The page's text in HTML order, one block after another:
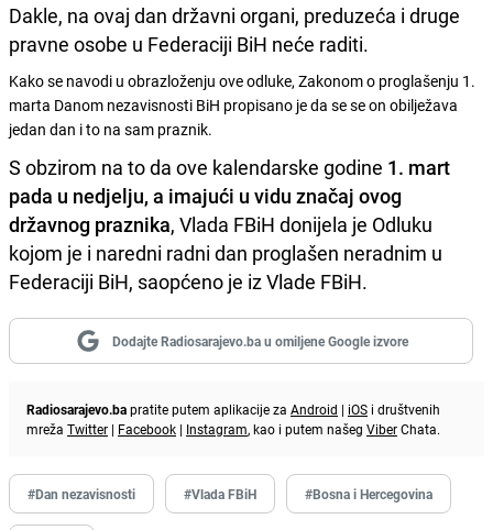
Dakle, na ovaj dan državni organi, preduzeća i druge
pravne osobe u Federaciji BiH neće raditi.
Kako se navodi u obrazloženju ove odluke, Zakonom o proglašenju 1.
marta Danom nezavisnosti BiH propisano je da se se on obilježava
jedan dan i to na sam praznik.
S obzirom na to da ove kalendarske godine 1. mart
pada u nedjelju, a imajući u vidu značaj ovog
državnog praznika, Vlada FBiH donijela je Odluku
kojom je i naredni radni dan proglašen neradnim u
Federaciji BiH, saopćeno je iz Vlade FBiH.
Dodajte Radiosarajevo.ba u omiljene Google izvore
Radiosarajevo.bapratite putem aplikacije za Android | iOS i društvenih
mreža Twitter | Facebook | Instagram, kao i putem našeg ViberChata.
#Dan nezavisnosti #Vlada FBiH #Bosna i Hercegovina